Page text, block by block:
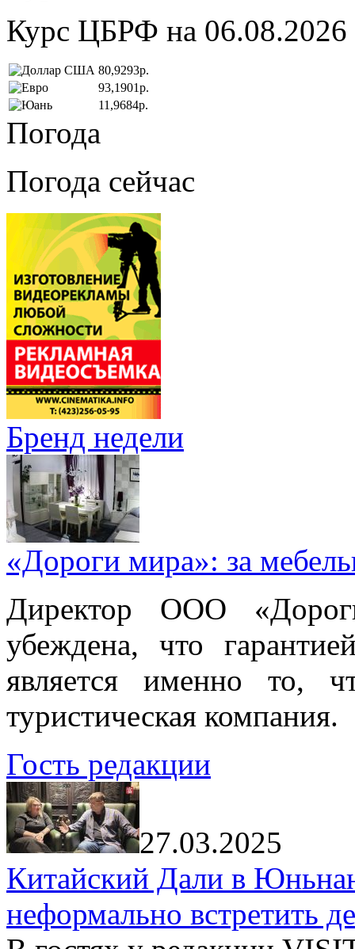
Курс ЦБРФ на 06.08.2026
80,9293р.
93,1901р.
11,9684р.
Погода
Погода сейчас
Бренд недели
«Дороги мира»: за
Директор ООО
убеждена, что
является именно то,
туристическая компания.
Гость редакции
27.03.2025
Китайский Дали в
неформально встретить